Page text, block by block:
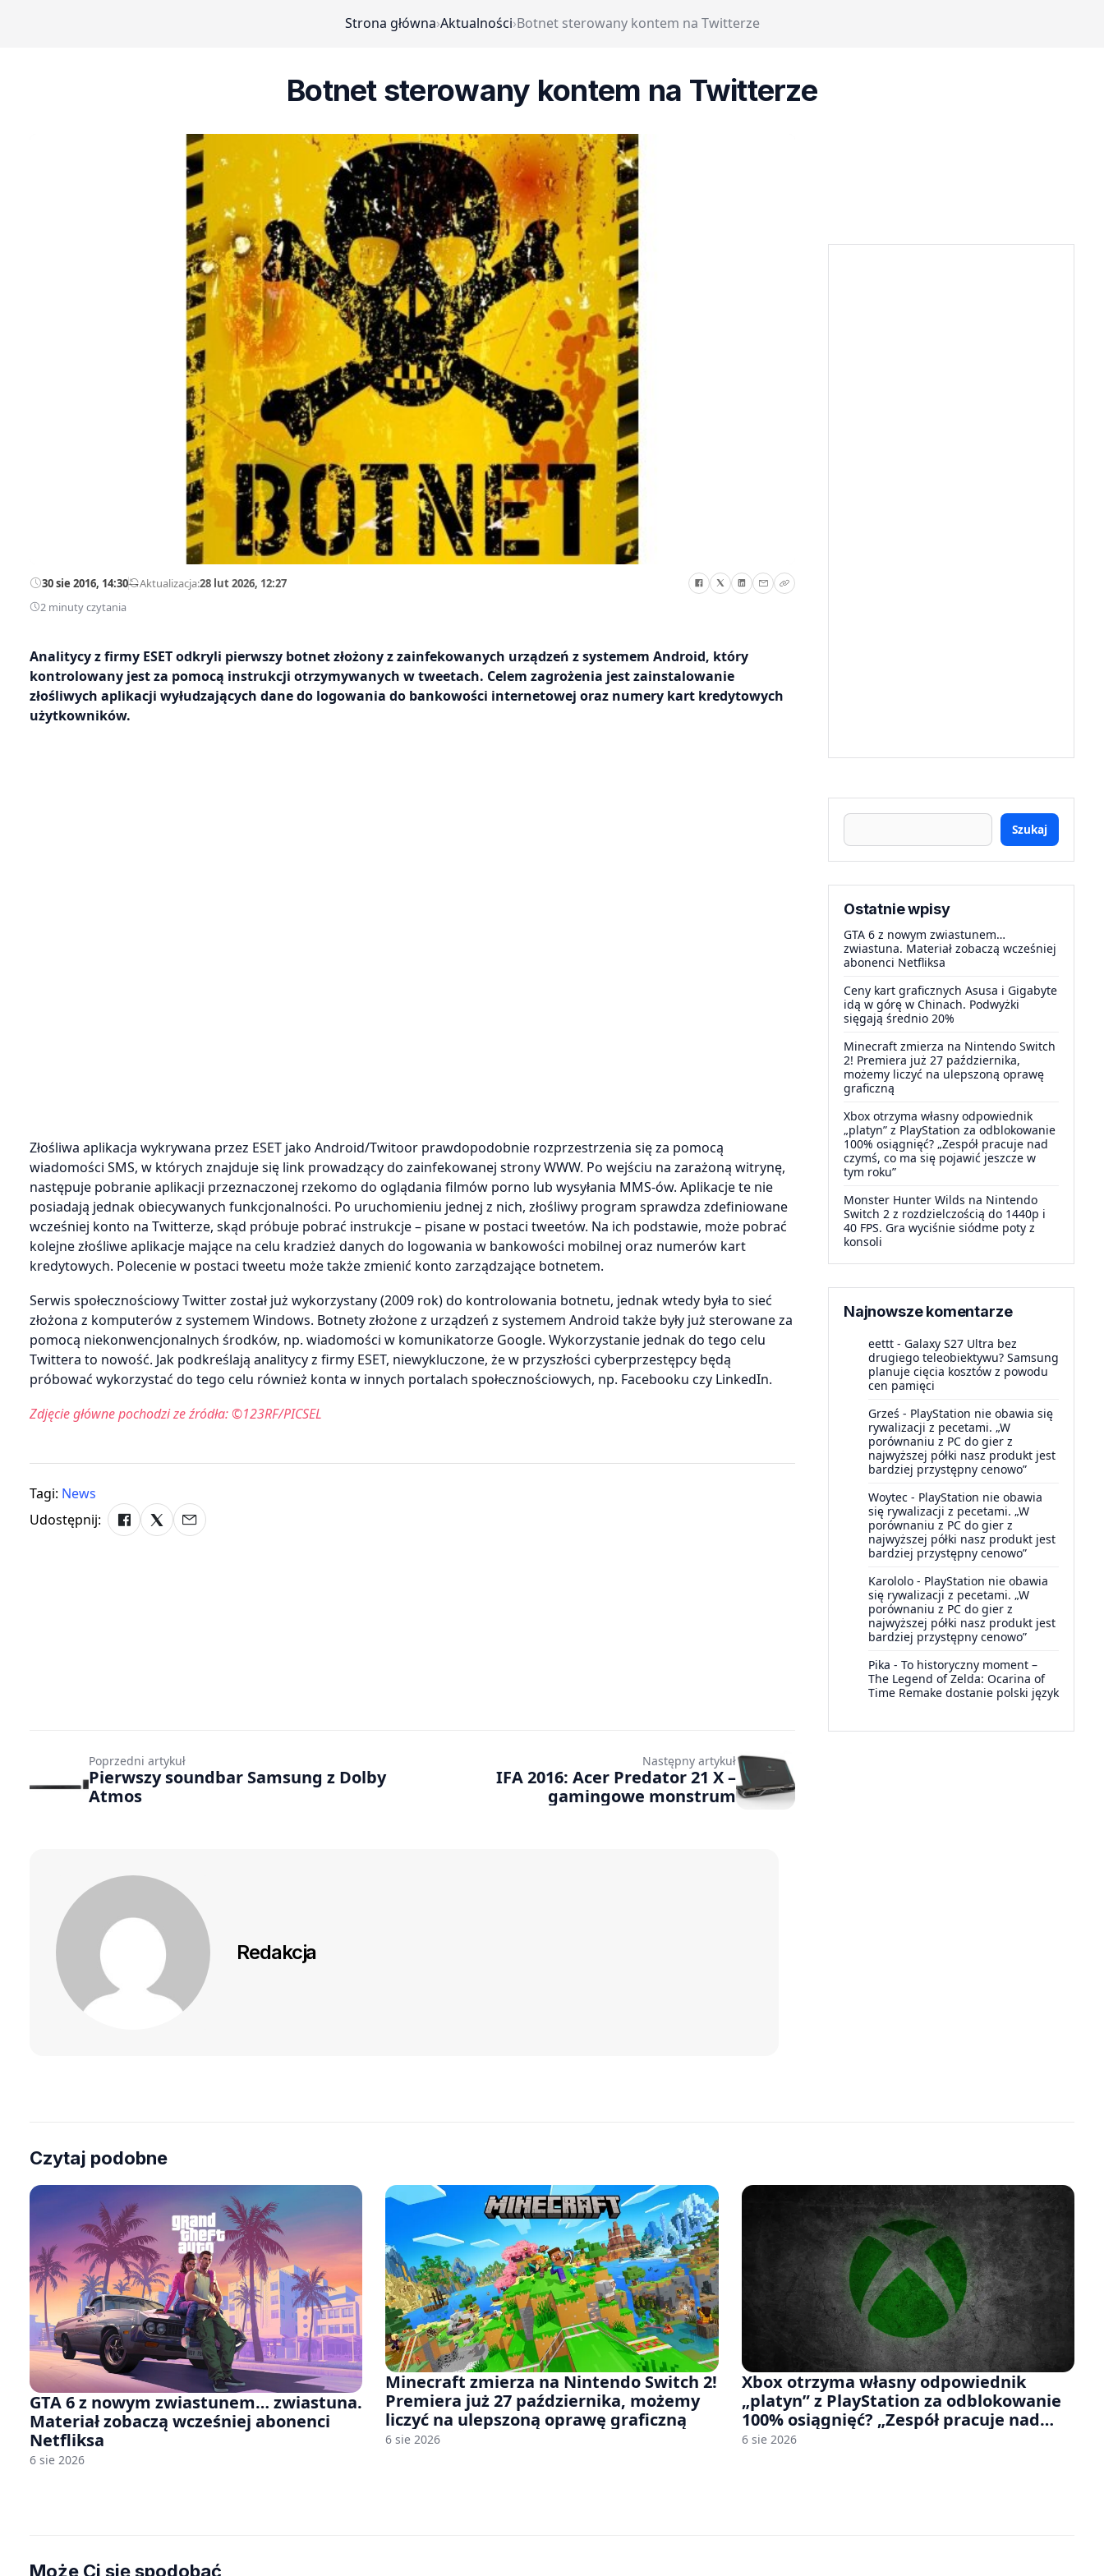
Strona główna›Aktualności›Botnet sterowany kontem na Twitterze
Botnet sterowany kontem na Twitterze
30 sie 2016, 14:30—Aktualizacja:28 lut 2026, 12:27
2 minuty czytania
Analitycy z firmy ESET odkryli pierwszy botnet złożony z zainfekowanych urządzeń z systemem Android, który
kontrolowany jest za pomocą instrukcji otrzymywanych w tweetach. Celem zagrożenia jest zainstalowanie
złośliwych aplikacji wyłudzających dane do logowania do bankowości internetowej oraz numery kart kredytowych
użytkowników.
Złośliwa aplikacja wykrywana przez ESET jako Android/Twitoor prawdopodobnie rozprzestrzenia się za pomocą
wiadomości SMS, w których znajduje się link prowadzący do zainfekowanej strony WWW. Po wejściu na zarażoną witrynę,
następuje pobranie aplikacji przeznaczonej rzekomo do oglądania filmów porno lub wysyłania MMS-ów. Aplikacje te nie
posiadają jednak obiecywanych funkcjonalności. Po uruchomieniu jednej z nich, złośliwy program sprawdza zdefiniowane
wcześniej konto na Twitterze, skąd próbuje pobrać instrukcje – pisane w postaci tweetów. Na ich podstawie, może pobrać
kolejne złośliwe aplikacje mające na celu kradzież danych do logowania w bankowości mobilnej oraz numerów kart
kredytowych. Polecenie w postaci tweetu może także zmienić konto zarządzające botnetem.
Serwis społecznościowy Twitter został już wykorzystany (2009 rok) do kontrolowania botnetu, jednak wtedy była to sieć
złożona z komputerów z systemem Windows. Botnety złożone z urządzeń z systemem Android także były już sterowane za
pomocą niekonwencjonalnych środków, np. wiadomości w komunikatorze Google. Wykorzystanie jednak do tego celu
Twittera to nowość. Jak podkreślają analitycy z firmy ESET, niewykluczone, że w przyszłości cyberprzestępcy będą
próbować wykorzystać do tego celu również konta w innych portalach społecznościowych, np. Facebooku czy LinkedIn.
Zdjęcie główne pochodzi ze źródła: ©123RF/PICSEL
Tagi: News
Udostępnij:
Szukaj
Ostatnie wpisy
GTA 6 z nowym zwiastunem…
zwiastuna. Materiał zobaczą wcześniej
abonenci Netfliksa
Ceny kart graficznych Asusa i Gigabyte
idą w górę w Chinach. Podwyżki
sięgają średnio 20%
Minecraft zmierza na Nintendo Switch
2! Premiera już 27 października,
możemy liczyć na ulepszoną oprawę
graficzną
Xbox otrzyma własny odpowiednik
„platyn” z PlayStation za odblokowanie
100% osiągnięć? „Zespół pracuje nad
czymś, co ma się pojawić jeszcze w
tym roku”
Monster Hunter Wilds na Nintendo
Switch 2 z rozdzielczością do 1440p i
40 FPS. Gra wyciśnie siódme poty z
konsoli
Najnowsze komentarze
eettt - Galaxy S27 Ultra bez
drugiego teleobiektywu? Samsung
planuje cięcia kosztów z powodu
cen pamięci
Grześ - PlayStation nie obawia się
rywalizacji z pecetami. „W
porównaniu z PC do gier z
najwyższej półki nasz produkt jest
bardziej przystępny cenowo”
Woytec - PlayStation nie obawia
się rywalizacji z pecetami. „W
porównaniu z PC do gier z
najwyższej półki nasz produkt jest
bardziej przystępny cenowo”
Karololo - PlayStation nie obawia
się rywalizacji z pecetami. „W
porównaniu z PC do gier z
najwyższej półki nasz produkt jest
bardziej przystępny cenowo”
Pika - To historyczny moment –
The Legend of Zelda: Ocarina of
Time Remake dostanie polski język
Poprzedni artykuł
Pierwszy soundbar Samsung z Dolby
Atmos
Następny artykuł
IFA 2016: Acer Predator 21 X –
gamingowe monstrum
Redakcja
Czytaj podobne
GTA 6 z nowym zwiastunem… zwiastuna.
Materiał zobaczą wcześniej abonenci
Netfliksa
6 sie 2026
Minecraft zmierza na Nintendo Switch 2!
Premiera już 27 października, możemy
liczyć na ulepszoną oprawę graficzną
6 sie 2026
Xbox otrzyma własny odpowiednik
„platyn” z PlayStation za odblokowanie
100% osiągnięć? „Zespół pracuje nad
czymś, co ma się pojawić jeszcze w tym
6 sie 2026
Może Ci się spodobać